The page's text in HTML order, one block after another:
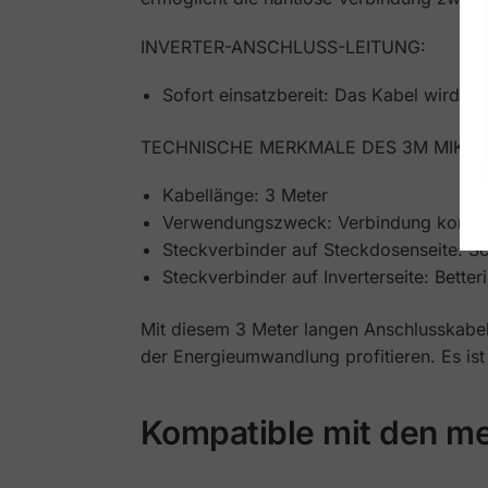
INVERTER-ANSCHLUSS-LEITUNG:
Sofort einsatzbereit: Das Kabel wird
TECHNISCHE MERKMALE DES 3M
Kabellänge: 3 Meter
Verwendungszweck: Verbindung
Steckverbinder auf Steckdosenseite:
Steckverbinder auf Inverterseite:
Mit diesem 3 Meter langen
der Energieumwandlung profitieren. Es
Kompatible mit den